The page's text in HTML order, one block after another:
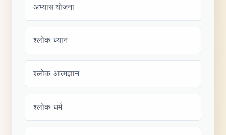
अभ्यास योजना
श्लोक: ध्यान
श्लोक: आत्मज्ञान
श्लोक: धर्म